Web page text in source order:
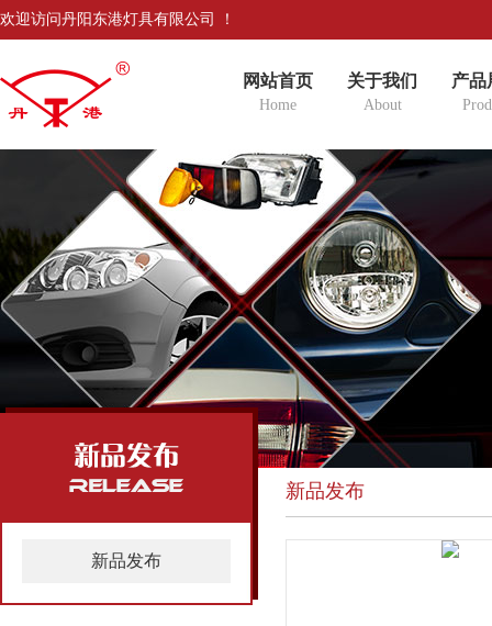
欢迎访问丹阳东港灯具有限公司 ！
网站首页
Home
关于我们
About
产品
新品发布
新品发布